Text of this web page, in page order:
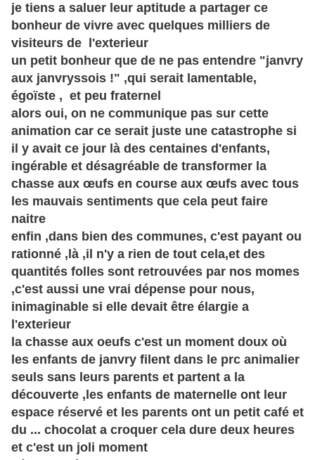
je tiens a saluer leur aptitude a partager ce
bonheur de vivre avec quelques milliers de
visiteurs de l'exterieur
un petit bonheur que de ne pas entendre "janvry
aux janvryssois !" ,qui serait lamentable,
égoïste , et peu fraternel
alors oui, on ne communique pas sur cette
animation car ce serait juste une catastrophe si
il y avait ce jour là des centaines d'enfants,
ingérable et désagréable de transformer la
chasse aux œufs en course aux œufs avec tous
les mauvais sentiments que cela peut faire
naitre
enfin ,dans bien des communes, c'est payant ou
rationné ,là ,il n'y a rien de tout cela,et des
quantités folles sont retrouvées par nos momes
,c'est aussi une vrai dépense pour nous,
inimaginable si elle devait être élargie a
l'exterieur
la chasse aux oeufs c'est un moment doux où
les enfants de janvry filent dans le prc animalier
seuls sans leurs parents et partent a la
découverte ,les enfants de maternelle ont leur
espace réservé et les parents ont un petit café et
du ... chocolat a croquer cela dure deux heures
et c'est un joli moment